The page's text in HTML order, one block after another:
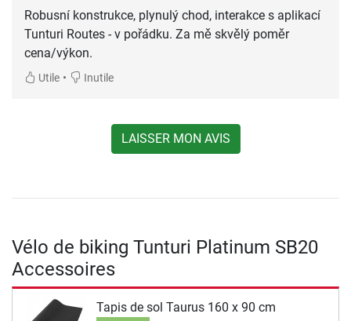
Robusní konstrukce, plynulý chod, interakce s aplikací
Tunturi Routes - v pořádku. Za mě skvělý poměr
cena/výkon.
Utile • Inutile
LAISSER MON AVIS
Vélo de biking Tunturi Platinum SB20
Accessoires
Tapis de sol Taurus 160 x 90 cm